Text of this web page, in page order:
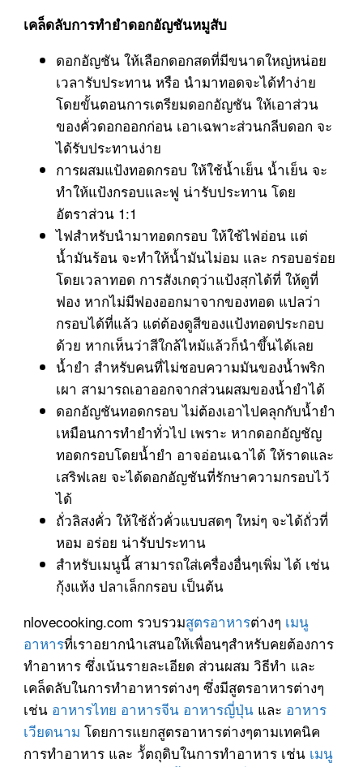
เคล็ดลับการทำยำดอกอัญชันหมูสับ
ดอกอัญชันให้เลือกดอกสดที่มีขนาดใหญ่หน่อย
เวลารับประทาน หรือ นำมาทอดจะได้ทำง่าย
โดยขั้นตอนการเตรียมดอกอัญชันให้เอาส่วน
ของคั่วดอกออกก่อน เอาเฉพาะส่วนกลีบดอก จะ
ได้รับประทานง่าย
การผสมแป้งทอดกรอบ ให้ใช้น้ำเย็น น้ำเย็น จะ
ทำให้แป้งกรอบและฟู น่ารับประทาน โดย
อัตราส่วน 1:1
ไฟสำหรับนำมาทอดกรอบ ให้ใช้ไฟอ่อน แต่
น้ำมันร้อน จะทำให้น้ำมันไม่อม และ กรอบอร่อย
โดยเวลาทอด การสังเกตุว่าแป้งสุกได้ที่ ให้ดูที่
ฟอง หากไม่มีฟองออกมาจากของทอด แปลว่า
กรอบได้ที่แล้ว แต่ต้องดูสีของแป้งทอดประกอบ
ด้วย หากเห็นว่าสีใกล้ไหม้แล้วก็นำขึ้นได้เลย
น้ำยำ สำหรับคนที่ไม่ชอบความมันของน้ำพริก
เผา สามารถเอาออกจากส่วนผสมของน้ำยำได้
ดอกอัญชันทอดกรอบ ไม่ต้องเอาไปคลุกกับน้ำยำ
เหมือนการทำยำทั่วไป เพราะ หากดอกอัญชัญ
ทอดกรอบโดยน้ำยำ อาจอ่อนเฉาได้ ให้ราดและ
เสริฟเลย จะได้ดอกอัญชันที่รักษาความกรอบไว้
ได้
ถั่วลิสงคั่ว ให้ใช้ถั่วคั่วแบบสดๆ ใหม่ๆ จะได้ถั่วที่
หอม อร่อย น่ารับประทาน
สำหรับเมนูนี้ สามารถใส่เครื่องอื่นๆเพิ่ม ได้ เช่น
กุ้งแห้ง ปลาเล็กกรอบ เป็นต้น
nlovecooking.com รวบรวมสูตรอาหารต่างๆ เมนู
อาหารที่เราอยากนำเสนอให้เพื่อนๆสำหรับคยต้องการ
ทำอาหาร ซึ่งเน้นรายละเอียด ส่วนผสม วิธีทำ และ
เคล็ดลับในการทำอาหารต่างๆ ซึ่งมีสูตรอาหารต่างๆ
เช่น อาหารไทย อาหารจีน อาหารญี่ปุ่นและ อาหาร
เวียดนาม โดยการแยกสูตรอาหารต่างๆตามเทคนิค
การทำอาหาร และ วััตถุดิบในการทำอาหาร เช่น เมนู